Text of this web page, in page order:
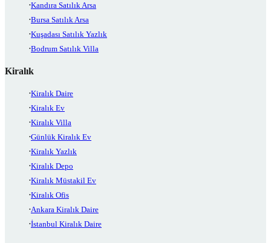
Kandıra Satılık Arsa
Bursa Satılık Arsa
Kuşadası Satılık Yazlık
Bodrum Satılık Villa
Kiralık
Kiralık Daire
Kiralık Ev
Kiralık Villa
Günlük Kiralık Ev
Kiralık Yazlık
Kiralık Depo
Kiralık Müstakil Ev
Kiralık Ofis
Ankara Kiralık Daire
İstanbul Kiralık Daire